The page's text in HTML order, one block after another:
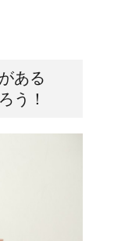
ある
う！